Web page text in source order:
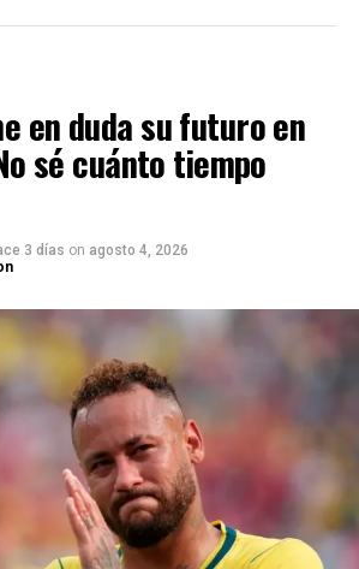
en duda su futuro en
sé cuánto tiempo
3 días on agosto 4, 2026